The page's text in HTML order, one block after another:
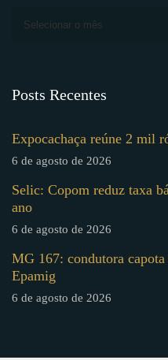
Selecionar o mês
Posts Recentes
Expocachaça reúne 2 mil
6 de agosto de 2026
Selic: Copom reduz taxa
ano
6 de agosto de 2026
MG 167: condutora
Epamig
6 de agosto de 2026